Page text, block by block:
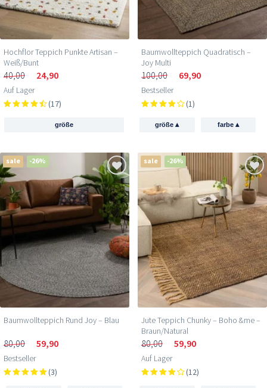
Hochflor Teppich Punkte Artisan –
Weiß/Bunt
40,00 24,90
Auf Lager
(17)
größe
Baumwollteppich Quadratisch –
Joy Multi
100,00 69,90
Bestseller
(1)
größe▴ farbe ▴
sale -26%
Baumwollteppich Rund Joy – Blau
80,00 59,90
Bestseller
(3)
sale -26%
Jute Teppich Chunky – Boho &me –
Braun/Natural
80,00 59,90
Auf Lager
(12)